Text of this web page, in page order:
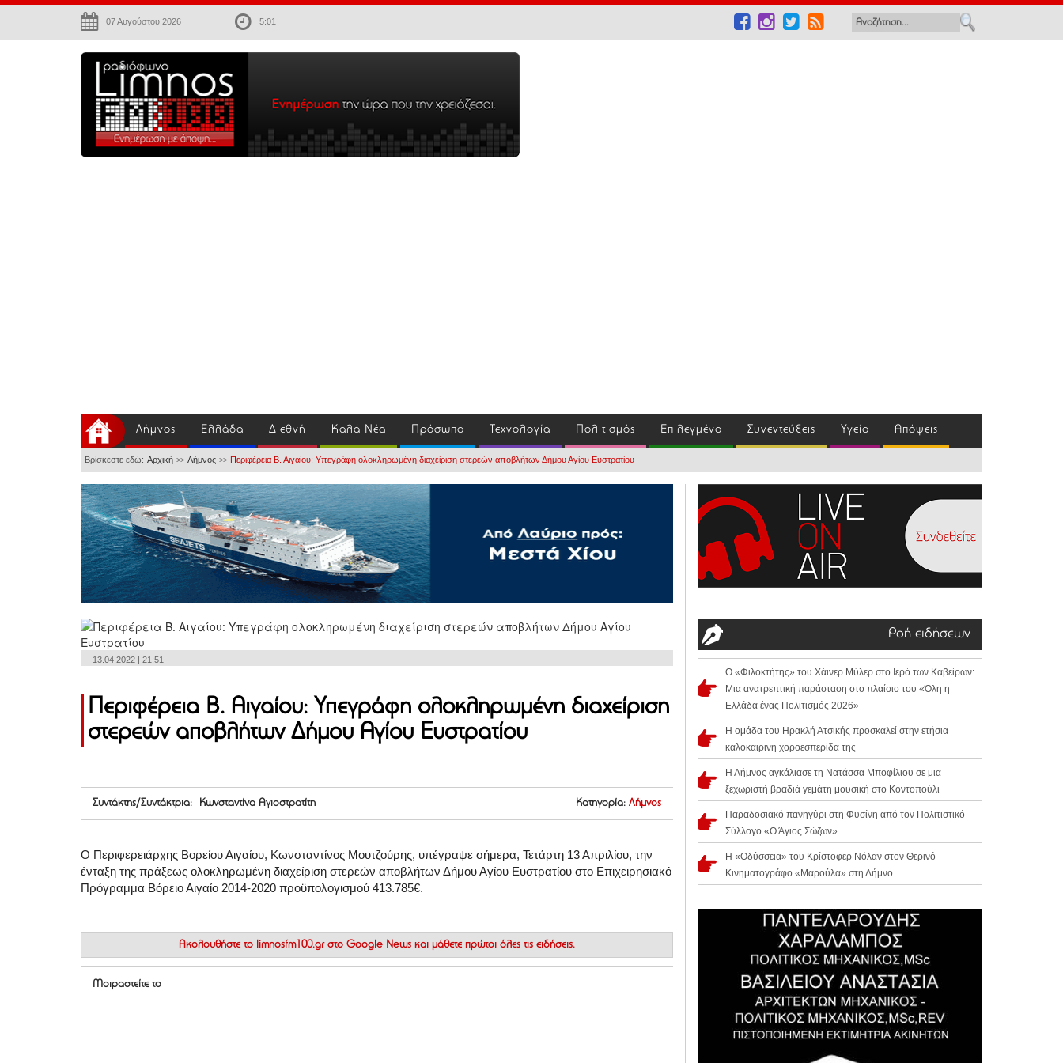
07 Αυγούστου 2026 5:01
Λήμνος Ελλάδα Διεθνή Καλά Νέα Πρόσωπα Τεχνολογία Πολιτισμός Επιλεγμένα Συνεντεύξεις Υγεία Απόψεις
Βρίσκεστε εδώ: Αρχική >> Λήμνος >> Περιφέρεια Β. Αιγαίου: Υπεγράφη ολοκληρωμένη διαχείριση στερεών αποβλήτων Δήμου Αγίου Ευστρατίου
13.04.2022 | 21:51
Περιφέρεια Β. Αιγαίου: Υπεγράφη ολοκληρωμένη διαχείριση
στερεών αποβλήτων Δήμου Αγίου Ευστρατίου
Συντάκτης/Συντάκτρια: Κωνσταντίνα Αγιοστρατίτη Κατηγορία: Λήμνος
Ο Περιφερειάρχης Βορείου Αιγαίου, Κωνσταντίνος Μουτζούρης, υπέγραψε σήμερα, Τετάρτη 13 Απριλίου, την
ένταξη της πράξεως ολοκληρωμένη διαχείριση στερεών αποβλήτων Δήμου Αγίου Ευστρατίου στο Επιχειρησιακό
Πρόγραμμα Βόρειο Αιγαίο 2014-2020 προϋπολογισμού 413.785€.
Ακολουθήστε το limnosfm100.gr στο Google News και μάθετε πρώτοι όλες τις ειδήσεις.
Μοιραστείτε το
Ροή ειδήσεων
Ο «Φιλοκτήτης» του Χάινερ Μύλερ στο Ιερό των Καβείρων:
Μια ανατρεπτική παράσταση στο πλαίσιο του «Όλη η
Ελλάδα ένας Πολιτισμός 2026»
Η ομάδα του Ηρακλή Ατσικής προσκαλεί στην ετήσια
καλοκαιρινή χοροεσπερίδα της
Η Λήμνος αγκάλιασε τη Νατάσσα Μποφίλιου σε μια
ξεχωριστή βραδιά γεμάτη μουσική στο Κοντοπούλι
Παραδοσιακό πανηγύρι στη Φυσίνη από τον Πολιτιστικό
Σύλλογο «Ο Άγιος Σώζων»
Η «Οδύσσεια» του Κρίστοφερ Νόλαν στον Θερινό
Κινηματογράφο «Μαρούλα» στη Λήμνο